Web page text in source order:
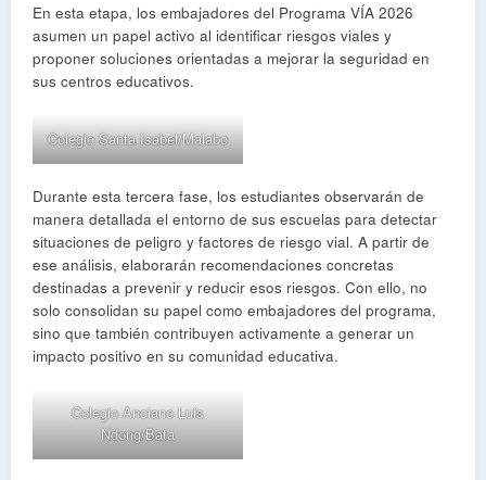
En esta etapa, los embajadores del Programa VÍA 2026
asumen un papel activo al identificar riesgos viales y
proponer soluciones orientadas a mejorar la seguridad en
sus centros educativos.
Colegio Santa Isabel/Malabo
Durante esta tercera fase, los estudiantes observarán de
manera detallada el entorno de sus escuelas para detectar
situaciones de peligro y factores de riesgo vial. A partir de
ese análisis, elaborarán recomendaciones concretas
destinadas a prevenir y reducir esos riesgos. Con ello, no
solo consolidan su papel como embajadores del programa,
sino que también contribuyen activamente a generar un
impacto positivo en su comunidad educativa.
Colegio Anciano Luis
Ndong/Bata